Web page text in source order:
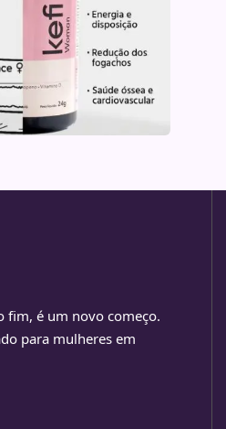
fim, é um novo começo.
para mulheres em